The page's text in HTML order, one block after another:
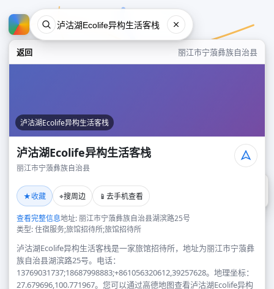
返回 丽江市宁蒗彝族自治县
泸沽湖Ecolife异构生活客栈
泸沽湖Ecolife异构生活客栈
丽江市宁蒗彝族自治县
★收藏 ⌖搜周边 📱 去手机查看
查看完整信息地址: 丽江市宁蒗彝族自治县湖滨路25号
类型: 住宿服务;旅馆招待所;旅馆招待所
泸沽湖Ecolife异构生活客栈是一家旅馆招待所，地址为丽江市宁蒗彝
族自治县湖滨路25号。电话：
13769031737;18687998883;+861056320612,39257628。地理坐标：
27.679696,100.771967。您可以通过高德地图查看泸沽湖Ecolife异构